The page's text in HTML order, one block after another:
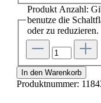
Produkt Anzahl:
benutze die
oder zu reduzieren.
In den Warenkorb
Produktnummer: